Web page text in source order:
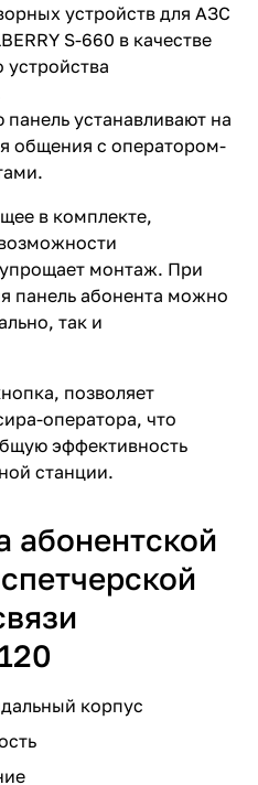
устройств для АЗС
S-660 в качестве
устройства
устанавливают на
общения с оператором-
в комплекте,
монтаж. При
панель абонента можно
так и
позволяет
оператора, что
эффективность
станции.
абонентской
корпус